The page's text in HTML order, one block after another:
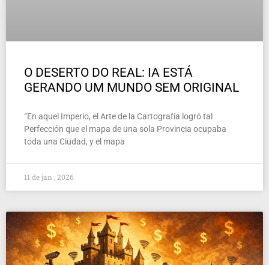
O DESERTO DO REAL: IA ESTÁ
GERANDO UM MUNDO SEM ORIGINAL
“En aquel Imperio, el Arte de la Cartografía logró tal
Perfección que el mapa de una sola Provincia ocupaba
toda una Ciudad, y el mapa
11 de jan , 2026